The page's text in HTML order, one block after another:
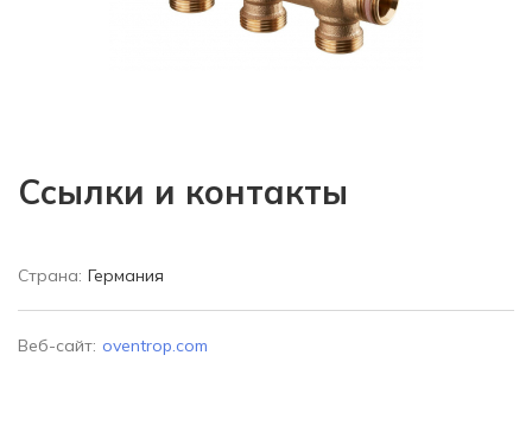
Ссылки и контакты
Страна: Германия
Веб-сайт: oventrop.com